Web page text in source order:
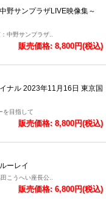
野サンプラザLIVE映像集～
中野サンプラザ..
販売価格: 8,800円(税込)
ナル 2023年11月16日 東京国
を目指して
販売価格: 8,800円(税込)
ーレイ
こうへい座長公..
販売価格: 6,800円(税込)